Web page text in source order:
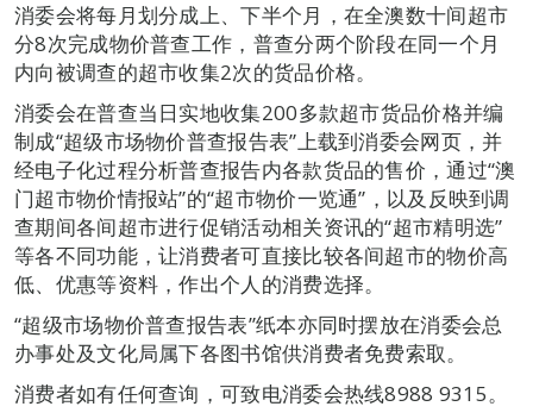
消委会将每月划分成上、下半个月，在全澳数十间超市
分8次完成物价普查工作，普查分两个阶段在同一个月
内向被调查的超市收集2次的货品价格。
消委会在普查当日实地收集200多款超市货品价格并编
制成“超级市场物价普查报告表”上载到消委会网页，并
经电子化过程分析普查报告内各款货品的售价，通过“澳
门超市物价情报站”的“超市物价一览通”，以及反映到调
查期间各间超市进行促销活动相关资讯的“超市精明选”
等各不同功能，让消费者可直接比较各间超市的物价高
低、优惠等资料，作出个人的消费选择。
“超级市场物价普查报告表”纸本亦同时摆放在消委会总
办事处及文化局属下各图书馆供消费者免费索取。
消费者如有任何查询，可致电消委会热线8988 9315。